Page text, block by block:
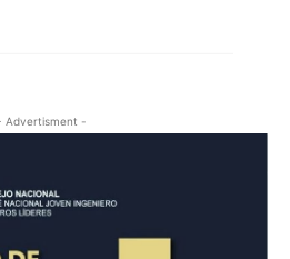
Advertisment -